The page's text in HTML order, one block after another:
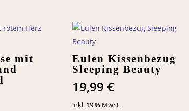
mit
Eulen Kissenbezug
Sleeping Beauty
19,99€
inkl. 19 % MwSt.